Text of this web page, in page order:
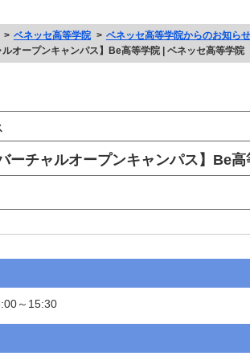
ベネッセ高等学院
ベネッセ高等学院からのお知らせ
ルオープンキャンパス】Be高等学院 | ベネッセ高等学院
ーチャルオープンキャンパス】Be
～15:30